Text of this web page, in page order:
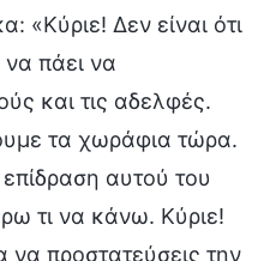
«Κύριε! Δεν είναι ότι
πάει να
και τις αδελφές.
τα χωράφια τώρα.
αυτού του
τι να κάνω. Κύριε!
να προστατεύσεις την